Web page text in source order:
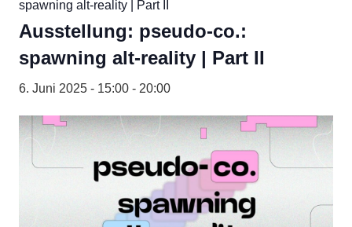
spawning alt-reality | Part II
Ausstellung: pseudo-co.:
spawning alt-reality | Part II
6. Juni 2025 - 15:00 - 20:00